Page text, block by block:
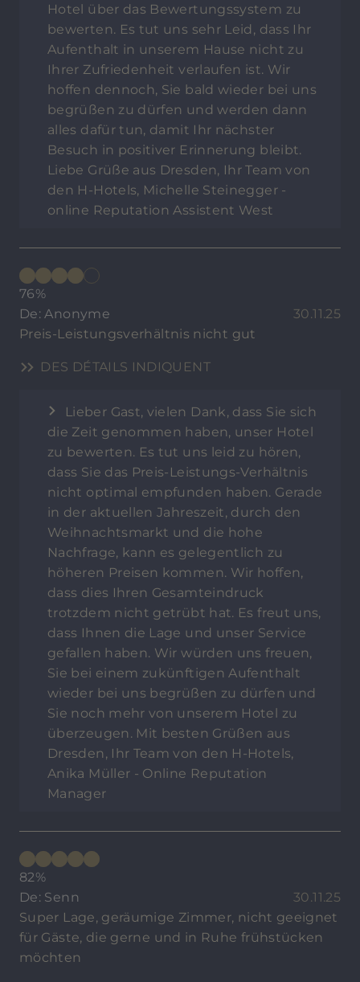
Hotel über das Bewertungssystem zu
bewerten. Es tut uns sehr Leid, dass Ihr
Aufenthalt in unserem Hause nicht zu
Ihrer Zufriedenheit verlaufen ist. Wir
hoffen dennoch, Sie bald wieder bei uns
begrüßen zu dürfen und werden dann
alles dafür tun, damit Ihr nächster
Besuch in positiver Erinnerung bleibt.
Liebe Grüße aus Dresden, Ihr Team von
den H-Hotels, Michelle Steinegger -
online Reputation Assistent West
76%
De: Anonyme
30.11.25
Preis-Leistungsverhältnis nicht gut
DES DÉTAILS INDIQUENT
Lieber Gast, vielen Dank, dass Sie sich
die Zeit genommen haben, unser Hotel
zu bewerten. Es tut uns leid zu hören,
dass Sie das Preis-Leistungs-Verhältnis
nicht optimal empfunden haben. Gerade
in der aktuellen Jahreszeit, durch den
Weihnachtsmarkt und die hohe
Nachfrage, kann es gelegentlich zu
höheren Preisen kommen. Wir hoffen,
dass dies Ihren Gesamteindruck
trotzdem nicht getrübt hat. Es freut uns,
dass Ihnen die Lage und unser Service
gefallen haben. Wir würden uns freuen,
Sie bei einem zukünftigen Aufenthalt
wieder bei uns begrüßen zu dürfen und
Sie noch mehr von unserem Hotel zu
überzeugen. Mit besten Grüßen aus
Dresden, Ihr Team von den H-Hotels,
Anika Müller - Online Reputation
Manager
82%
De: Senn
30.11.25
Super Lage, geräumige Zimmer, nicht geeignet
für Gäste, die gerne und in Ruhe frühstücken
möchten